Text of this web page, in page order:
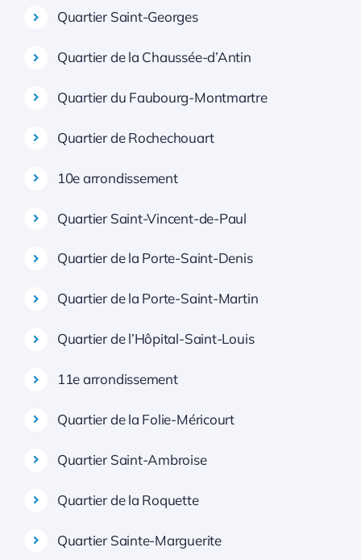
Quartier Saint-Georges
Quartier de la Chaussée-d’Antin
Quartier du Faubourg-Montmartre
Quartier de Rochechouart
10e arrondissement
Quartier Saint-Vincent-de-Paul
Quartier de la Porte-Saint-Denis
Quartier de la Porte-Saint-Martin
Quartier de l’Hôpital-Saint-Louis
11e arrondissement
Quartier de la Folie-Méricourt
Quartier Saint-Ambroise
Quartier de la Roquette
Quartier Sainte-Marguerite